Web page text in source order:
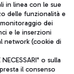
in linea con le sue
delle funzionalità e
dei
e le inserzioni
network (cookie di
o sulla
il consenso